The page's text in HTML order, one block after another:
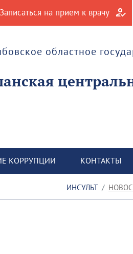
Записаться на прием к врачу
областное
КОНТАКТЫ
КОРРУПЦИИ